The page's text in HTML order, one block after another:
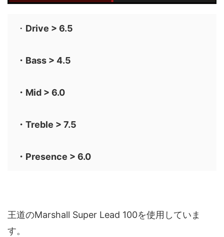
・ Drive > 6.5
・Bass > 4.5
・Mid > 6.0
・Treble > 7.5
・Presence > 6.0
王道のMarshall Super Lead 100を使用していま
す。